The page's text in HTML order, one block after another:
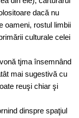
dacă nu
oameni, rostul limbii
culturale celei
tjma însemnând
mai sugestivă cu
reuşi chiar şi
dinspre spaţiul